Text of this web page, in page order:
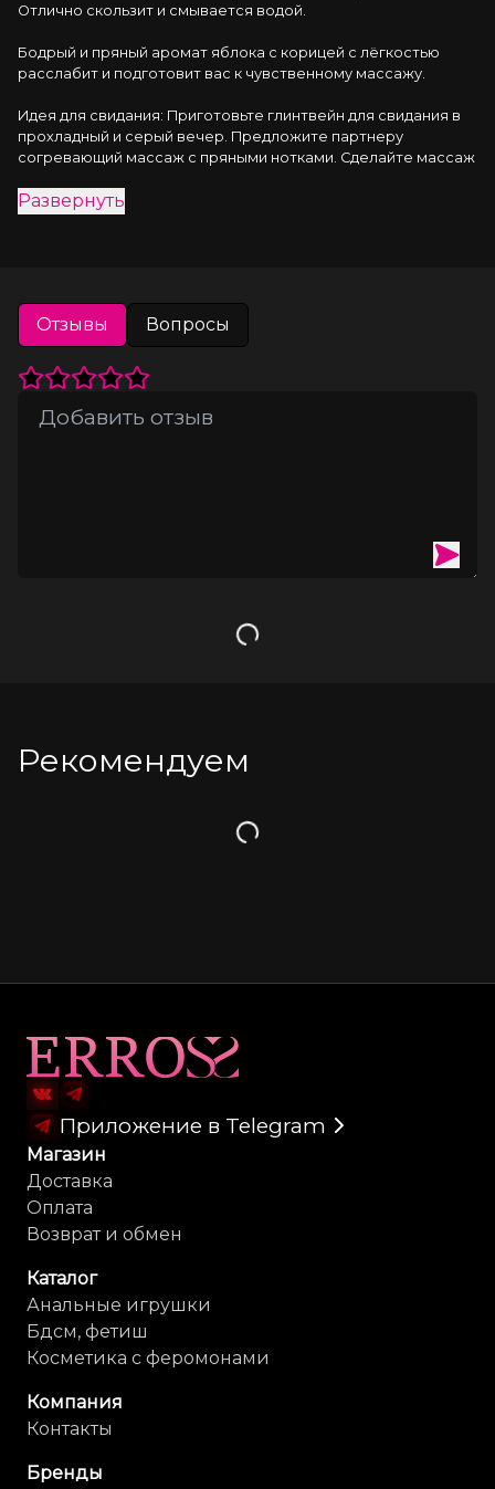
Отлично скользит и смывается водой.
Бодрый и пряный аромат яблока с корицей с лёгкостью
расслабит и подготовит вас к чувственному массажу.
Идея для свидания: Приготовьте глинтвейн для свидания в
прохладный и серый вечер. Предложите партнеру
согревающий массаж с пряными нотками. Сделайте массаж
интимным и чувственным. Такое свидание останется в
Не рекомендуется в качестве персонального лубриканта.
Развернуть
Отзывы Вопросы
Загрузка
Рекомендуем
Загрузка
Приложение в Telegram
Магазин
Доставка
Оплата
Возврат и обмен
Каталог
Анальные игрушки
Бдсм, фетиш
Косметика с феромонами
Компания
Контакты
Бренды
Карта сайта